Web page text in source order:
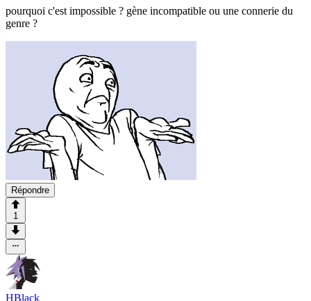
pourquoi c'est impossible ? gène incompatible ou une connerie du
genre ?
Répondre
1
HBlack